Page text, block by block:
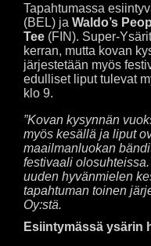
Tapahtumassa
(BEL) ja Waldo’s
Tee (FIN). Super-
kerran, mutta kovan
järjestetään myös
edulliset liput tulevat
klo 9.
”Kovan kysynnän
myös kesällä ja liput
maailmanluokan
festivaali
uuden hyvänmielen
tapahtuman toinen
Oy:stä.
Esiintymässä ysärin